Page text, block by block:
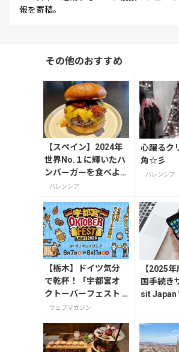
報を寄稿。
その他のおすすめ
【スペイン】2024年
世界No.１に輝いたハ
ンバーガーを食べよ
うバレンシア
心躍るク
角☆彡
バレンシア
【栃木】ドイツ気分
で乾杯！「宇都宮オ
クトーバーフェスト L
ight 2026」が8月7日
ウェブマガジン
【2025
国手続き
sit Japan